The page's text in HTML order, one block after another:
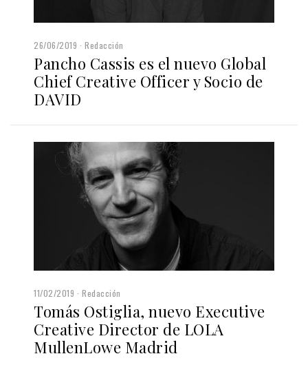
26/06/2019 Redacción
Pancho Cassis es el nuevo Global
Chief Creative Officer y Socio de
DAVID
11/02/2019 Redacción
Tomás Ostiglia, nuevo Executive
Creative Director de LOLA
MullenLowe Madrid